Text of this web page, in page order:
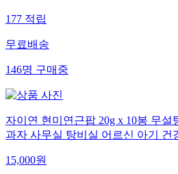
177적립
무료배송
146명구매중
자이연 현미연근팝 20g x 10봉 무
과자 사무실 탕비실 어르신 아기 건
15,000원